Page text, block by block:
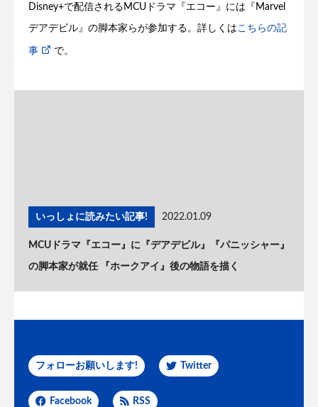
Disney+で配信されるMCUドラマ『エコー』には『Marvel
デアデビル』の脚本家らが参加する。詳しくはこちらの記
事 で。
いっしょに読みたい記事! 2022.01.09
MCUドラマ『エコー』に『デアデビル』『パニッシャー』
の脚本家が就任 『ホークアイ』後の物語を描く
フォローお願いします! Twitter
Facebook RSS